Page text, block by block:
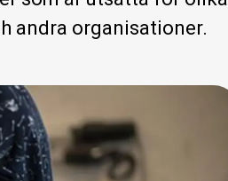
andra organisationer.